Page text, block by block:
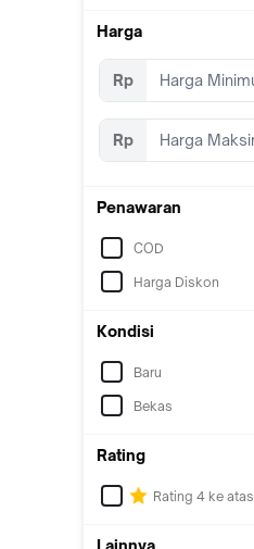
Harga
Rp
Rp
Penawaran
COD
Harga Diskon
Kondisi
Baru
Bekas
Rating
Rating 4 ke atas
Lainnya